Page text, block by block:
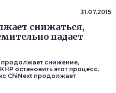
31.07.2015
снижаться,
падает
снижение,
остановить этот процесс.
ChiNext продолжает